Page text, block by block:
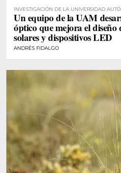
INVESTIGACIÓN DE LA UNIVERSIDAD
Un equipo de la UAM
óptico que mejora el diseño
solares y dispositivos LED
ANDRÉS FIDALGO